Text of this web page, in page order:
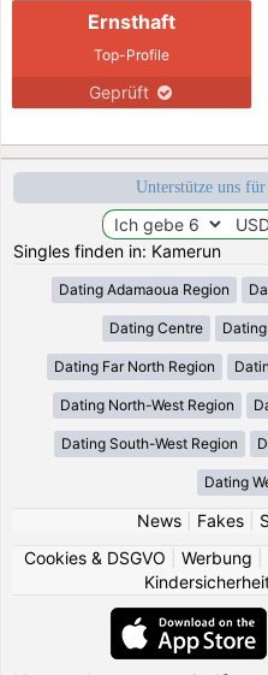
Ernsthaft
Top-Profile
Geprüft
Unterstütze uns für
Singles finden in: Kamerun
Dating Adamaoua Region
Dating Centre
Dating Far North Region
Dating North-West Region
Dating South-West Region
Dating
News| Fakes|
Cookies & DSGVO
Werbung